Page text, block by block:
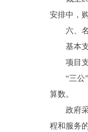
安排中，
六、名
基本支
项目支
“三公”
算数。
政府采
程和服务